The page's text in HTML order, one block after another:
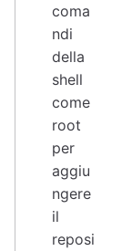
coma
ndi
della
shell
come
root
per
aggiu
ngere
il
reposi